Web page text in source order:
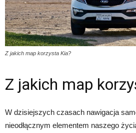
Z jakich map korzysta Kia?
Z jakich map
W dzisiejszych czasach nawigacja
nieodłącznym elementem naszego